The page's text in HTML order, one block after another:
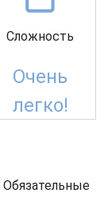
Сложность
Очень
легко!
Обязательные